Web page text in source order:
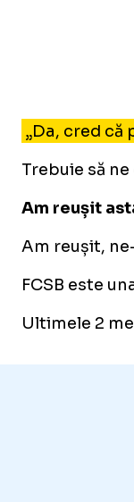
„Da, cred că
Trebuie să
Am reușit
Am reușit,
FCSB este
Ultimele 2